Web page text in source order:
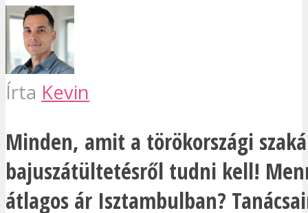
Írta Kevin
Minden, amit a törökországi
bajuszátültetésről tudni kell!
átlagos ár Isztambulban?